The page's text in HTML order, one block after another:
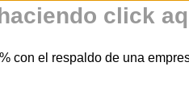
click
con el respaldo de una